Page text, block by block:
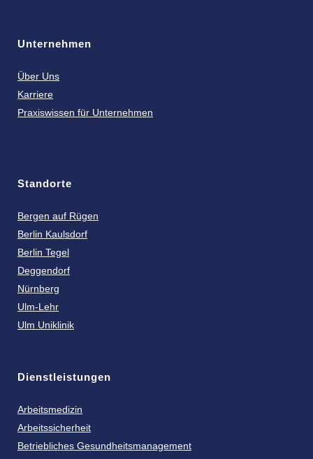
Unternehmen
Über Uns
Karriere
Praxiswissen für Unternehmen
Standorte
Bergen auf Rügen
Berlin Kaulsdorf
Berlin Tegel
Deggendorf
Nürnberg
Ulm-Lehr
Ulm Uniklinik
Dienstleistungen
Arbeitsmedizin
Arbeitssicherheit
Betriebliches Gesundheitsmanagement